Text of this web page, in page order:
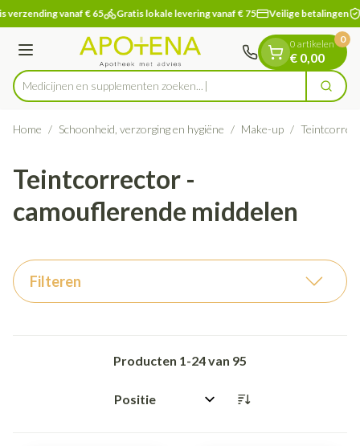
Ga naar de inhoud
1 van 1
verzending vanaf € 65 Gratis lokale levering vanaf € 75 Veilige betalingen
Menu
Product, merk, categorie...
Medicijnen en supplementen z Zoek
0 artikelen
€ 0,00
0
Home / Schoonheid, verzorging en hygiëne / Make-up /
Teintcorrector -
camouflerende middelen
Filteren
Producten 1-24van 95
Sorteer op: